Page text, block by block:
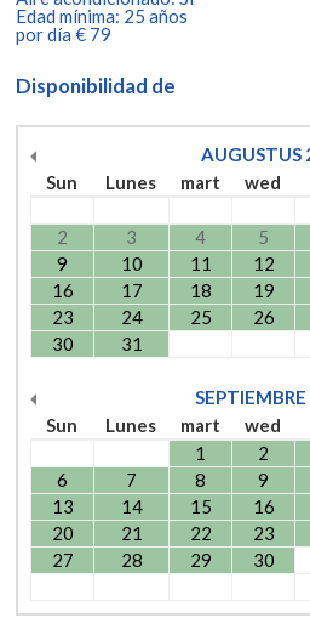
Edad mínima: 25 años
por día € 79
Disponibilidad de
AUGUSTUS
Sun
Lunes mart wed
2
3 4 5
9
10 11 12
16
17 18 19
23
24 25 26
30
31
SEPTIEMBRE
Sun
Lunes mart wed
1
2
6
7 8 9
13
14 15 16
20
21 22 23
27
28 29 30